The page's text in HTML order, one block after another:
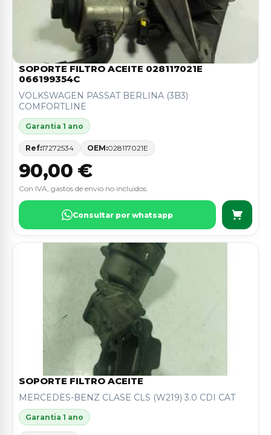
SOPORTE FILTRO ACEITE 028117021E
066199354C
VOLKSWAGEN PASSAT BERLINA (3B3)
COMFORTLINE
Garantia 1 ano
Ref:17272534 OEM:028117021E
90,00 €
Con IVA, gastos de envio no incluidos.
Consultar por whatsapp
SOPORTE FILTRO ACEITE
MERCEDES-BENZ CLASE CLS (W219) 3.0 CDI CAT
Garantia 1 ano